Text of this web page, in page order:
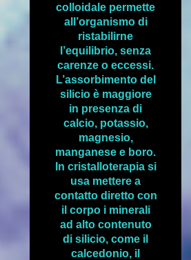
colloidale permette
all’organismo di
ristabilirne
l’equilibrio, senza
carenze o eccessi.
L’assorbimento del
silicio è maggiore
in presenza di
calcio, potassio,
magnesio,
manganese e boro.
In cristalloterapia si
usa mettere a
contatto diretto con
il corpo i minerali
ad alto contenuto
di silicio, come il
calcedonio, il